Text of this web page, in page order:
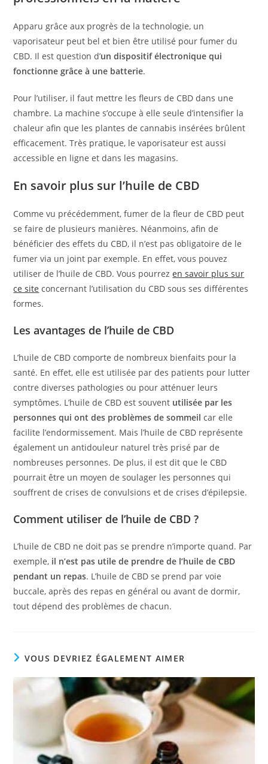
Apparu grâce aux progrès de la technologie, un
vaporisateur peut bel et bien être utilisé pour fumer du
CBD. Il est question d’un dispositif électronique qui
fonctionne grâce à une batterie.
Pour l’utiliser, il faut mettre les fleurs de CBD dans une
chambre. La machine s’occupe à elle seule d’intensifier la
chaleur afin que les plantes de cannabis insérées brûlent
efficacement. Très pratique, le vaporisateur est aussi
accessible en ligne et dans les magasins.
En savoir plus sur l’huile de CBD
Comme vu précédemment, fumer de la fleur de CBD peut
se faire de plusieurs manières. Néanmoins, afin de
bénéficier des effets du CBD, il n’est pas obligatoire de le
fumer via un joint par exemple. En effet, vous pouvez
utiliser de l’huile de CBD. Vous pourrezen savoir plus sur
ce site concernant l’utilisation du CBD sous ses différentes
formes.
Les avantages de l’huile de CBD
L’huile de CBD comporte de nombreux bienfaits pour la
santé. En effet, elle est utilisée par des patients pour lutter
contre diverses pathologies ou pour atténuer leurs
symptômes. L’huile de CBD est souvent utilisée par les
personnes qui ont des problèmes de sommeilcar elle
facilite l’endormissement. Mais l’huile de CBD représente
également un antidouleur naturel très prisé par de
nombreuses personnes. De plus, il est dit que le CBD
pourrait être un moyen de soulager les personnes qui
souffrent de crises de convulsions et de crises d’épilepsie.
Comment utiliser de l’huile de CBD ?
L’huile de CBD ne doit pas se prendre n’importe quand. Par
exemple, il n’est pas utile de prendre de l’huile de CBD
pendant un repas. L’huile de CBD se prend par voie
buccale, après des repas en général ou avant de dormir,
tout dépend des problèmes de chacun.
VOUS DEVRIEZ ÉGALEMENT AIMER